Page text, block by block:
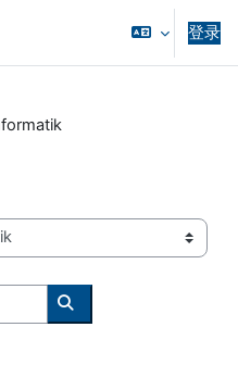
登录
搜索课程